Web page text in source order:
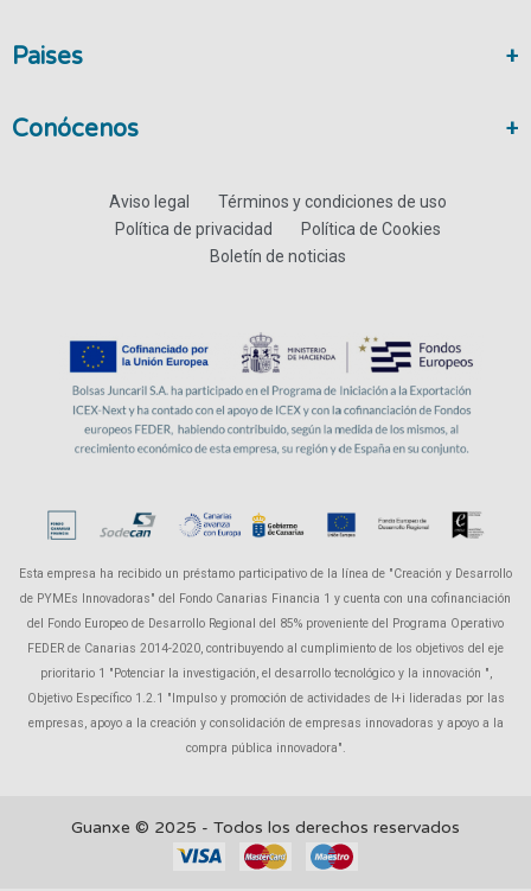
Paises
Conócenos
Aviso legal
Términos y condiciones de uso
Política de privacidad
Política de Cookies
Boletín de noticias
Esta empresa ha recibido un préstamo participativo de la línea de "Creación y Desarrollo
de PYMEs Innovadoras" del Fondo Canarias Financia 1 y cuenta con una cofinanciación
del Fondo Europeo de Desarrollo Regional del 85% proveniente del Programa Operativo
FEDER de Canarias 2014-2020, contribuyendo al cumplimiento de los objetivos del eje
prioritario 1 "Potenciar la investigación, el desarrollo tecnológico y la innovación ",
Objetivo Específico 1.2.1 "Impulso y promoción de actividades de I+i lideradas por las
empresas, apoyo a la creación y consolidación de empresas innovadoras y apoyo a la
compra pública innovadora".
Guanxe © 2025 - Todos los derechos reservados